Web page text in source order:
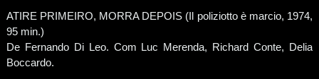
ATIRE PRIMEIRO, MORRA DEPOIS (Il poliziotto è marcio, 1974,
95 min.)
De Fernando Di Leo. Com Luc Merenda, Richard Conte, Delia
Boccardo.